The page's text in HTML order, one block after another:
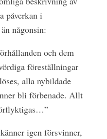
påverkan i
någonsin:
och dem
föreställningar
alla nybildade
bli förbenade. Allt
igen försvinner,